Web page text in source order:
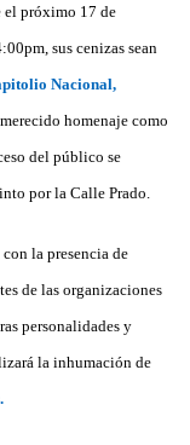
el próximo 17 de
sus cenizas sean
Nacional,
homenaje como
del público se
por la Calle Prado.
la presencia de
de las organizaciones
personalidades y
la inhumación de